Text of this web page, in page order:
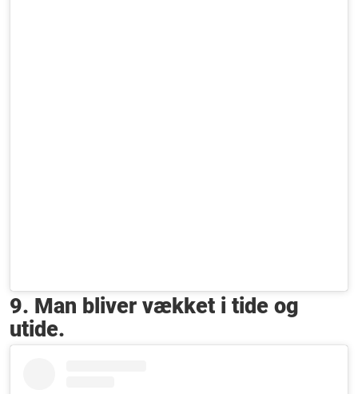
9. Man bliver vækket i tide og
utide.